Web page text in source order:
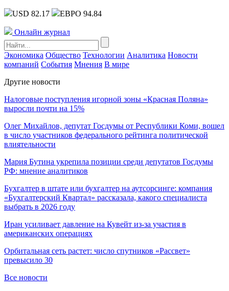
USD 82.17 ЕВРО 94.84
Онлайн журнал
Экономика Общество Технологии Аналитика Новости
компаний События Мнения В мире
Другие новости
Налоговые поступления игорной зоны «Красная Поляна»
выросли почти на 15%
Олег Михайлов, депутат Госдумы от Республики Коми, вошел
в число участников федерального рейтинга политической
влиятельности
Мария Бутина укрепила позиции среди депутатов Госдумы
РФ: мнение аналитиков
Бухгалтер в штате или бухгалтер на аутсорсинге: компания
«Бухгалтерский Квартал» рассказала, какого специалиста
выбрать в 2026 году
Иран усиливает давление на Кувейт из-за участия в
американских операциях
Орбитальная сеть растет: число спутников «Рассвет»
превысило 30
Все новости